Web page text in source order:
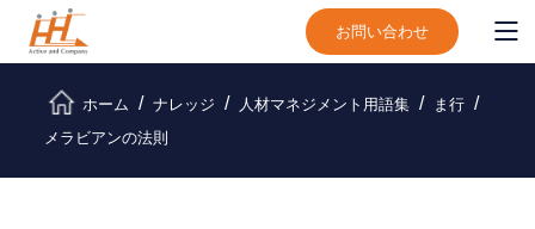
お問い合わせ
ホーム ナレッジ 人材マネジメント用語集
ま行
メラビアンの法則